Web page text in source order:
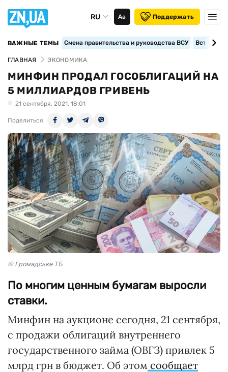
RU Аа Поддержать
ВАЖНЫЕ ТЕМЫ Смена правительства и руководства ВСУ
ГЛАВНАЯ ЭКОНОМИКА
МИНФИН ПРОДАЛ ГОСОБЛИГАЦИЙ НА
5 МИЛЛИАРДОВ ГРИВЕНЬ
21 сентября, 2021, 18:01
Поделиться
© Громадське ТБ
По многим ценным бумагам выросли
ставки.
Минфин на аукционе сегодня, 21 сентября,
с продажи облигаций внутреннего
государственного займа (ОВГЗ) привлек 5
млрд грн в бюджет. Об этом сообщает